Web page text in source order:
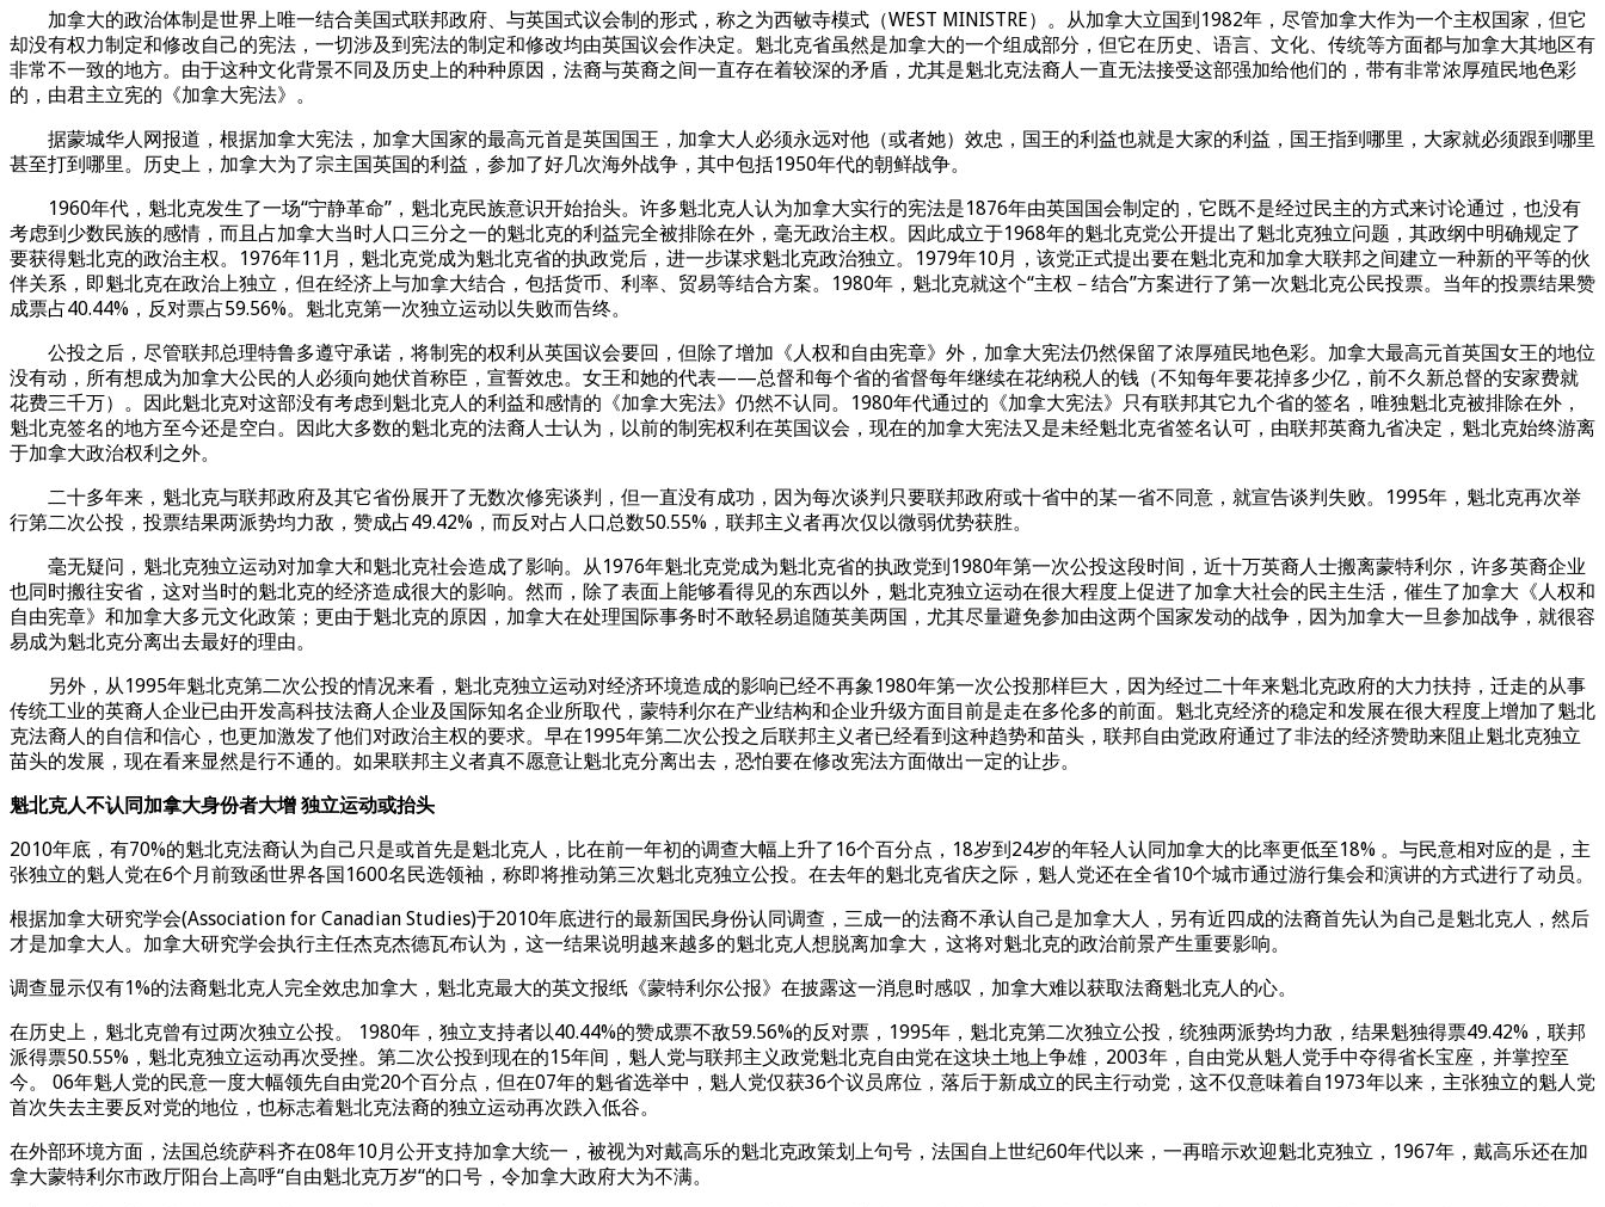
加拿大的政治体制是世界上唯一结合美国式联邦政府、与英国式议会制的形式，称之为西敏寺模式（WEST MINISTRE）。从加拿大立国到1982年，尽管加拿大作为一个主权国家，但它
却没有权力制定和修改自己的宪法，一切涉及到宪法的制定和修改均由英国议会作决定。魁北克省虽然是加拿大的一个组成部分，但它在历史、语言、文化、传统等方面都与加拿大其地区有
非常不一致的地方。由于这种文化背景不同及历史上的种种原因，法裔与英裔之间一直存在着较深的矛盾，尤其是魁北克法裔人一直无法接受这部强加给他们的，带有非常浓厚殖民地色彩
的，由君主立宪的《加拿大宪法》。
据蒙城华人网报道，根据加拿大宪法，加拿大国家的最高元首是英国国王，加拿大人必须永远对他（或者她）效忠，国王的利益也就是大家的利益，国王指到哪里，大家就必须跟到哪里
甚至打到哪里。历史上，加拿大为了宗主国英国的利益，参加了好几次海外战争，其中包括1950年代的朝鲜战争。
1960年代，魁北克发生了一场“宁静革命”，魁北克民族意识开始抬头。许多魁北克人认为加拿大实行的宪法是1876年由英国国会制定的，它既不是经过民主的方式来讨论通过，也没有
考虑到少数民族的感情，而且占加拿大当时人口三分之一的魁北克的利益完全被排除在外，毫无政治主权。因此成立于1968年的魁北克党公开提出了魁北克独立问题，其政纲中明确规定了
要获得魁北克的政治主权。1976年11月，魁北克党成为魁北克省的执政党后，进一步谋求魁北克政治独立。1979年10月，该党正式提出要在魁北克和加拿大联邦之间建立一种新的平等的伙
伴关系，即魁北克在政治上独立，但在经济上与加拿大结合，包括货币、利率、贸易等结合方案。1980年，魁北克就这个“主权－结合”方案进行了第一次魁北克公民投票。当年的投票结果赞
成票占40.44%，反对票占59.56%。魁北克第一次独立运动以失败而告终。
公投之后，尽管联邦总理特鲁多遵守承诺，将制宪的权利从英国议会要回，但除了增加《人权和自由宪章》外，加拿大宪法仍然保留了浓厚殖民地色彩。加拿大最高元首英国女王的地位
没有动，所有想成为加拿大公民的人必须向她伏首称臣，宣誓效忠。女王和她的代表——总督和每个省的省督每年继续在花纳税人的钱（不知每年要花掉多少亿，前不久新总督的安家费就
花费三千万）。因此魁北克对这部没有考虑到魁北克人的利益和感情的《加拿大宪法》仍然不认同。1980年代通过的《加拿大宪法》只有联邦其它九个省的签名，唯独魁北克被排除在外，
魁北克签名的地方至今还是空白。因此大多数的魁北克的法裔人士认为，以前的制宪权利在英国议会，现在的加拿大宪法又是未经魁北克省签名认可，由联邦英裔九省决定，魁北克始终游离
于加拿大政治权利之外。
二十多年来，魁北克与联邦政府及其它省份展开了无数次修宪谈判，但一直没有成功，因为每次谈判只要联邦政府或十省中的某一省不同意，就宣告谈判失败。1995年，魁北克再次举
行第二次公投，投票结果两派势均力敌，赞成占49.42%，而反对占人口总数50.55%，联邦主义者再次仅以微弱优势获胜。
毫无疑问，魁北克独立运动对加拿大和魁北克社会造成了影响。从1976年魁北克党成为魁北克省的执政党到1980年第一次公投这段时间，近十万英裔人士搬离蒙特利尔，许多英裔企业
也同时搬往安省，这对当时的魁北克的经济造成很大的影响。然而，除了表面上能够看得见的东西以外，魁北克独立运动在很大程度上促进了加拿大社会的民主生活，催生了加拿大《人权和
自由宪章》和加拿大多元文化政策；更由于魁北克的原因，加拿大在处理国际事务时不敢轻易追随英美两国，尤其尽量避免参加由这两个国家发动的战争，因为加拿大一旦参加战争，就很容
易成为魁北克分离出去最好的理由。
另外，从1995年魁北克第二次公投的情况来看，魁北克独立运动对经济环境造成的影响已经不再象1980年第一次公投那样巨大，因为经过二十年来魁北克政府的大力扶持，迁走的从事
传统工业的英裔人企业已由开发高科技法裔人企业及国际知名企业所取代，蒙特利尔在产业结构和企业升级方面目前是走在多伦多的前面。魁北克经济的稳定和发展在很大程度上增加了魁北
克法裔人的自信和信心，也更加激发了他们对政治主权的要求。早在1995年第二次公投之后联邦主义者已经看到这种趋势和苗头，联邦自由党政府通过了非法的经济赞助来阻止魁北克独立
苗头的发展，现在看来显然是行不通的。如果联邦主义者真不愿意让魁北克分离出去，恐怕要在修改宪法方面做出一定的让步。
魁北克人不认同加拿大身份者大增 独立运动或抬头
2010年底，有70%的魁北克法裔认为自己只是或首先是魁北克人，比在前一年初的调查大幅上升了16个百分点，18岁到24岁的年轻人认同加拿大的比率更低至18% 。与民意相对应的是，主
张独立的魁人党在6个月前致函世界各国1600名民选领袖，称即将推动第三次魁北克独立公投。在去年的魁北克省庆之际，魁人党还在全省10个城市通过游行集会和演讲的方式进行了动员。
根据加拿大研究学会(Association for Canadian Studies)于2010年底进行的最新国民身份认同调查，三成一的法裔不承认自己是加拿大人，另有近四成的法裔首先认为自己是魁北克人，然后
才是加拿大人。加拿大研究学会执行主任杰克杰德瓦布认为，这一结果说明越来越多的魁北克人想脱离加拿大，这将对魁北克的政治前景产生重要影响。
调查显示仅有1%的法裔魁北克人完全效忠加拿大，魁北克最大的英文报纸《蒙特利尔公报》在披露这一消息时感叹，加拿大难以获取法裔魁北克人的心。
在历史上，魁北克曾有过两次独立公投。 1980年，独立支持者以40.44%的赞成票不敌59.56%的反对票，1995年，魁北克第二次独立公投，统独两派势均力敌，结果魁独得票49.42%，联邦
派得票50.55%，魁北克独立运动再次受挫。第二次公投到现在的15年间，魁人党与联邦主义政党魁北克自由党在这块土地上争雄，2003年，自由党从魁人党手中夺得省长宝座，并掌控至
今。 06年魁人党的民意一度大幅领先自由党20个百分点，但在07年的魁省选举中，魁人党仅获36个议员席位，落后于新成立的民主行动党，这不仅意味着自1973年以来，主张独立的魁人党
首次失去主要反对党的地位，也标志着魁北克法裔的独立运动再次跌入低谷。
在外部环境方面，法国总统萨科齐在08年10月公开支持加拿大统一，被视为对戴高乐的魁北克政策划上句号，法国自上世纪60年代以来，一再暗示欢迎魁北克独立，1967年，戴高乐还在加
拿大蒙特利尔市政厅阳台上高呼“自由魁北克万岁“的口号，令加拿大政府大为不满。